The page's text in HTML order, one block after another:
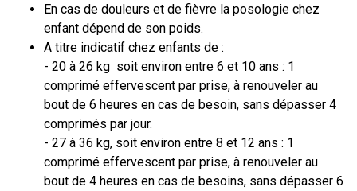
En cas de douleurs et de fièvre la posologie chez
enfant dépend de son poids.
A titre indicatif chez enfants de :
- 20 à 26 kg soit environ entre 6 et 10 ans : 1
comprimé effervescent par prise, à renouveler au
bout de 6 heures en cas de besoin, sans dépasser 4
comprimés par jour.
- 27 à 36 kg, soit environ entre 8 et 12 ans : 1
comprimé effervescent par prise, à renouveler au
bout de 4 heures en cas de besoins, sans dépasser 6